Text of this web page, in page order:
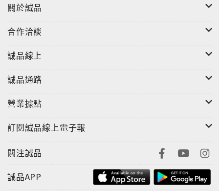
關於誠品
合作洽談
誠品線上
誠品通路
營業據點
訂閱誠品線上電子報
關注誠品
誠品APP